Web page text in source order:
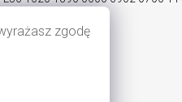
zgodę